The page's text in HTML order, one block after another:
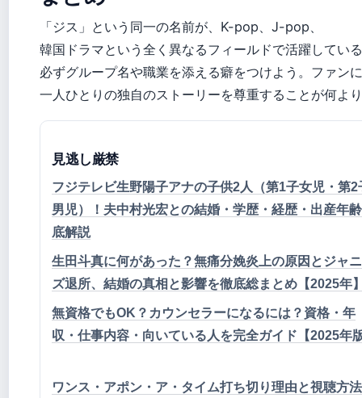
「ジス」という同一の名前が、K-pop、J-pop、
韓国ドラマという全く異なるフィールドで活躍してい
必ずグループ名や職業を添える癖をつけよう。ファン
一人ひとりの独自のストーリーを尊重することが何よ
見逃し厳禁
フジテレビ生野陽子アナの子供2人（第1子女児・第2
男児）！夫中村光宏との結婚・学歴・経歴・出産年
底解説
生田斗真に何があった？無痛分娩炎上の原因とジャ
ズ退所、結婚の真相と影響を徹底総まとめ【2025年
無資格でもOK？カウンセラーになるには？資格・年
収・仕事内容・向いている人を完全ガイド【2025年
ワンス・アポン・ア・タイム打ち切り理由と視聴方